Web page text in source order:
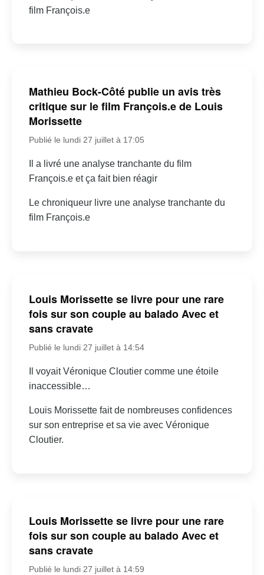
film François.e
Mathieu Bock-Côté publie un avis très
critique sur le film François.e de Louis
Morissette
Publié le lundi 27 juillet à 17:05
Il a livré une analyse tranchante du film
François.e et ça fait bien réagir
Le chroniqueur livre une analyse tranchante du
film François.e
Louis Morissette se livre pour une rare
fois sur son couple au balado Avec et
sans cravate
Publié le lundi 27 juillet à 14:54
Il voyait Véronique Cloutier comme une étoile
inaccessible…
Louis Morissette fait de nombreuses confidences
sur son entreprise et sa vie avec Véronique
Cloutier.
Louis Morissette se livre pour une rare
fois sur son couple au balado Avec et
sans cravate
Publié le lundi 27 juillet à 14:59